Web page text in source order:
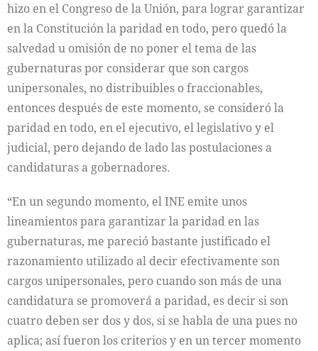
hizo en el Congreso de la Unión, para lograr garantizar
en la Constitución la paridad en todo, pero quedó la
salvedad u omisión de no poner el tema de las
gubernaturas por considerar que son cargos
unipersonales, no distribuibles o fraccionables,
entonces después de este momento, se consideró la
paridad en todo, en el ejecutivo, el legislativo y el
judicial, pero dejando de lado las postulaciones a
candidaturas a gobernadores.
“En un segundo momento, el INE emite unos
lineamientos para garantizar la paridad en las
gubernaturas, me pareció bastante justificado el
razonamiento utilizado al decir efectivamente son
cargos unipersonales, pero cuando son más de una
candidatura se promoverá a paridad, es decir si son
cuatro deben ser dos y dos, si se habla de una pues no
aplica; así fueron los criterios y en un tercer momento